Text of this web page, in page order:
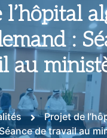
l’hôpital
:
au
Projet de
de travail au